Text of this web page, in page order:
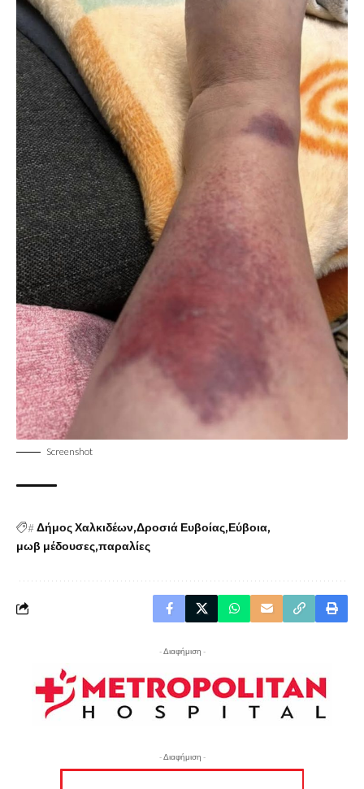
Screenshot
#Δήμος Χαλκιδέων Δροσιά Ευβοίας Εύβοια
μωβ μέδουσες παραλίες
- Διαφήμιση -
- Διαφήμιση -